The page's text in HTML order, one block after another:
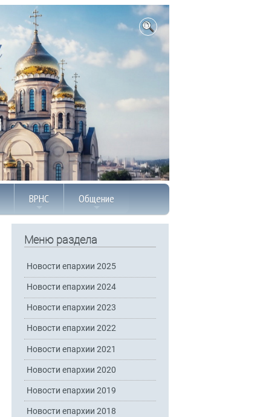
ВРНС Общение
Меню раздела
Новости епархии 2025
Новости епархии 2024
Новости епархии 2023
Новости епархии 2022
Новости епархии 2021
Новости епархии 2020
Новости епархии 2019
Новости епархии 2018